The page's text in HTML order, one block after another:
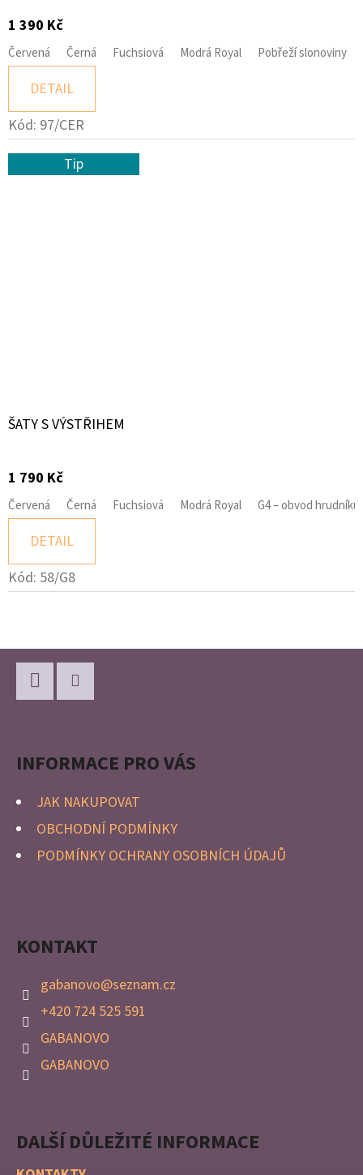
1 390 Kč
Červená Černá Fuchsiová Modrá Royal Pobřeží slonoviny
DETAIL
Kód: 97/CER
Tip
ŠATY S VÝSTŘIHEM
1 790 Kč
Červená Černá Fuchsiová Modrá Royal G4 – obvod
DETAIL
Kód: 58/G8
INFORMACE PRO VÁS
JAK NAKUPOVAT
OBCHODNÍ PODMÍNKY
PODMÍNKY OCHRANY OSOBNÍCH ÚDAJŮ
KONTAKT
gabanovo@seznam.cz
+420 724 525 591
GABANOVO
GABANOVO
DALŠÍ DŮLEŽITÉ INFORMACE